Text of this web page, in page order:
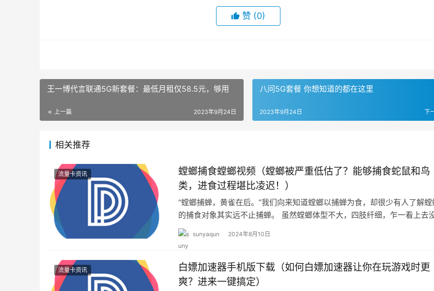
赞 (0)
王一博代言联通5G新套餐：最低月租仅58.5元，够用
上一篇 2023年9月24日
八问5G套餐 你想知道的都在这里
下
2023年9月24日
相关推荐
流量卡资讯
螳螂捕食螳螂视频（螳螂被严重低估了？能够捕食蛇鼠和鸟
类，进食过程堪比凌迟！）
“螳螂捕蝉，黄雀在后。”我们向来知道螳螂以捕蝉为食，却很少有人了解螳
的捕食对象其实远不止捕蝉。 虽然螳螂体型不大，四肢纤细，乍一看上去
么战斗力。但它令很多昆虫闻风丧胆，就连蛇…
sunyaqun 2024年8月10日
流量卡资讯
白嫖加速器手机版下载（如何白嫖加速器让你在玩游戏时更
爽？进来一键搞定）